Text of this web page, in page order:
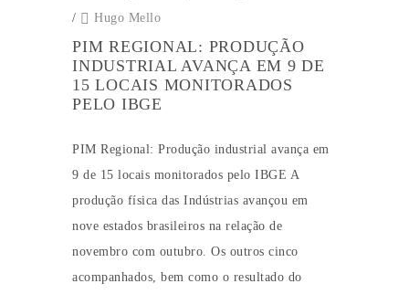
/
Hugo Mello
PIM REGIONAL: PRODUÇÃO
INDUSTRIAL AVANÇA EM 9 DE
15 LOCAIS MONITORADOS
PELO IBGE
PIM Regional: Produção industrial avança em
9 de 15 locais monitorados pelo IBGE A
produção física das Indústrias avançou em
nove estados brasileiros na relação de
novembro com outubro. Os outros cinco
acompanhados, bem como o resultado do